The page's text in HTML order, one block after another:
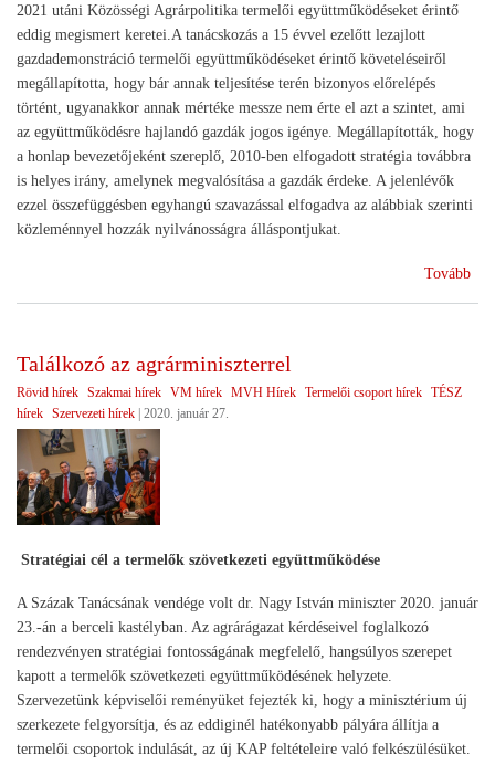
2021 utáni Közösségi Agrárpolitika termelői együttműködéseket érintő
eddig megismert keretei.A tanácskozás a 15 évvel ezelőtt lezajlott
gazdademonstráció termelői együttműködéseket érintő követeléseiről
megállapította, hogy bár annak teljesítése terén bizonyos előrelépés
történt, ugyanakkor annak mértéke messze nem érte el azt a szintet, ami
az együttműködésre hajlandó gazdák jogos igénye. Megállapították, hogy
a honlap bevezetőjeként szereplő, 2010-ben elfogadott stratégia továbbra
is helyes irány, amelynek megvalósítása a gazdák érdeke. A jelenlévők
ezzel összefüggésben egyhangú szavazással elfogadva az alábbiak szerinti
közleménnyel hozzák nyilvánosságra álláspontjukat.
Tovább
Találkozó az agrárminiszterrel
Rövid hírek Szakmai hírek VM hírek MVH Hírek Termelői csoport hírek TÉSZ
hírek Szervezeti hírek 2020. január 27.
Stratégiai cél a termelők szövetkezeti együttműködése
A Százak Tanácsának vendége volt dr. Nagy István miniszter 2020. január
23.-án a berceli kastélyban. Az agrárágazat kérdéseivel foglalkozó
rendezvényen stratégiai fontosságának megfelelő, hangsúlyos szerepet
kapott a termelők szövetkezeti együttműködésének helyzete.
Szervezetünk képviselői reményüket fejezték ki, hogy a minisztérium új
szerkezete felgyorsítja, és az eddiginél hatékonyabb pályára állítja a
termelői csoportok indulását, az új KAP feltételeire való felkészülésüket.